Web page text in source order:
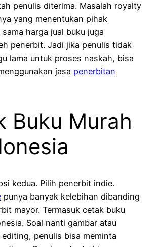
penulis diterima. Masalah royalty
yang menentukan pihak
harga jual buku juga
penerbit. Jadi jika penulis tidak
lama untuk proses naskah, bisa
jasa penerbitan
Buku Murah
kedua. Pilih penerbit indie.
punya banyak kelebihan dibanding
mayor. Termasuk cetak buku
Soal nanti gambar atau
penulis bisa meminta